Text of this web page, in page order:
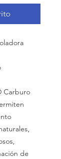
Carburo
de